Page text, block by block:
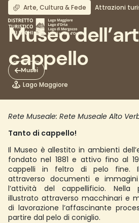
Salta
contenuto
principale
Musei
Arte, Cultura & Fede Attrazioni
Museo
cappello
Lago Maggiore
Rete Museale: Rete Museale Alto
Tanto di cappello!
Il Museo è allestito in ambienti
fondato nel 1881 e attivo fino al
cappelli in feltro di pelo fine.
attraverso documenti e
l’attività del cappellificio. Nella
illustrato attraverso macchinari e
di lavorazione l’affascinante
partire dal pelo di coniglio.